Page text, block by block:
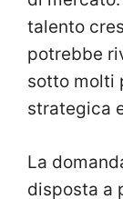
talento
potrebbe
sotto molti
strategica
La
disposta a